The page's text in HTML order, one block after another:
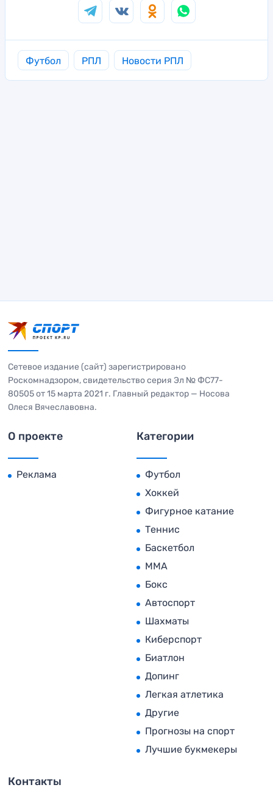
Футбол РПЛ Новости РПЛ
Сетевое издание (сайт) зарегистрировано
Роскомнадзором, свидетельство серия Эл № ФС77-
80505 от 15 марта 2021 г. Главный редактор — Носова
Олеся Вячеславовна.
О проекте
Реклама
Категории
Футбол
Хоккей
Фигурное катание
Теннис
Баскетбол
MMA
Бокс
Автоспорт
Шахматы
Киберспорт
Биатлон
Допинг
Легкая атлетика
Другие
Прогнозы на спорт
Лучшие букмекеры
Контакты